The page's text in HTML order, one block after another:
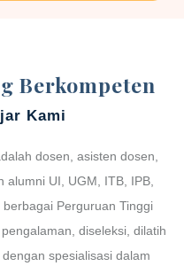
Berkompeten
Kami
dosen, asisten dosen,
UI, UGM, ITB, IPB,
Perguruan Tinggi
diseleksi, dilatih
spesialisasi dalam